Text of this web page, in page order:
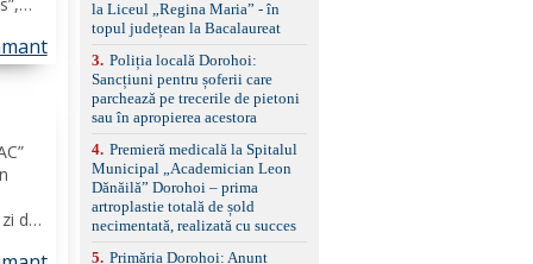
din
împreună cu un set de
anvelope de iarnă.
la Liceul „Regina Maria” - în
topul județean la Bacalaureat
3. Poliția locală Dorohoi:
Sancțiuni pentru șoferii care
parchează pe trecerile de pietoni
sau în apropierea acestora
4. Premieră medicală la Spitalul
Municipal „Academician Leon
Dănăilă” Dorohoi – prima
artroplastie totală de șold
necimentată, realizată cu succes
5. Primăria Dorohoi: Anunț